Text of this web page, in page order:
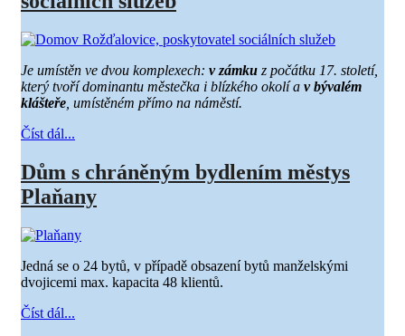
Je umístěn ve dvou komplexech: v zámku z počátku 17. století,
který tvoří dominantu městečka i blízkého okolí a v bývalém
klášteře , umístěném přímo na náměstí.
Číst dál...
Dům s chráněným bydlením městys
Plaňany
Jedná se o 24 bytů, v případě obsazení bytů manželskými
dvojicemi max. kapacita 48 klientů.
Číst dál...